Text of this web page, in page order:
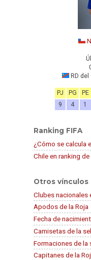
RD del
PJ PG PE
9
4 1
Ranking FIFA
¿Cómo se calcula
Chile en ranking de
Otros vínculos
Clubes nacionales
Apodos de la Roja
Fecha de
Camisetas de la
Formaciones de la
Capitanes de la